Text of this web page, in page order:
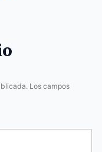
Los campos